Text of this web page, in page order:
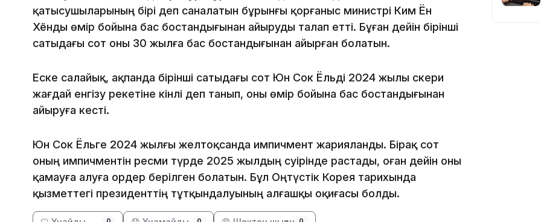
қатысушыларының бірі деп саналатын бұрынғы қорғаныс министрі Ким Ён
Хёнды өмір бойына бас бостандығынан айыруды талап етті. Бұған дейін бірінші
сатыдағы сот оны 30 жылға бас бостандығынан айырған болатын.
Еске салайық, ақпанда бірінші сатыдағы сот Юн Сок Ёльді 2024 жылы әскери
жағдай енгізу әрекетіне кінәлі деп танып, оны өмір бойына бас бостандығынан
айыруға кесті.
Юн Сок Ёльге 2024 жылғы желтоқсанда импичмент жарияланды. Бірақ сот
оның импичментін ресми түрде 2025 жылдың сәуірінде растады, оған дейін оны
қамауға алуға ордер берілген болатын. Бұл Оңтүстік Корея тарихында
қызметтегі президенттің тұтқындалуының алғашқы оқиғасы болды.